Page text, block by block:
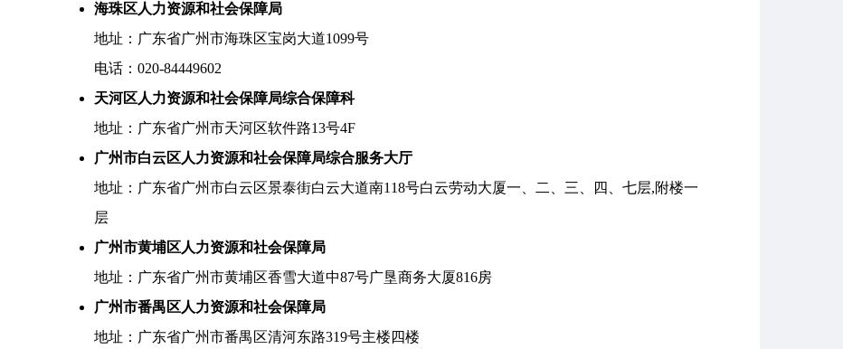
海珠区人力资源和社会保障局
地址：广东省广州市海珠区宝岗大道1099号
电话：020-84449602
天河区人力资源和社会保障局综合保障科
地址：广东省广州市天河区软件路13号4F
广州市白云区人力资源和社会保障局综合服务大厅
地址：广东省广州市白云区景泰街白云大道南118号白云劳动大厦一、二、三、四、七层,附楼一
层
广州市黄埔区人力资源和社会保障局
地址：广东省广州市黄埔区香雪大道中87号广垦商务大厦816房
广州市番禺区人力资源和社会保障局
地址：广东省广州市番禺区清河东路319号主楼四楼